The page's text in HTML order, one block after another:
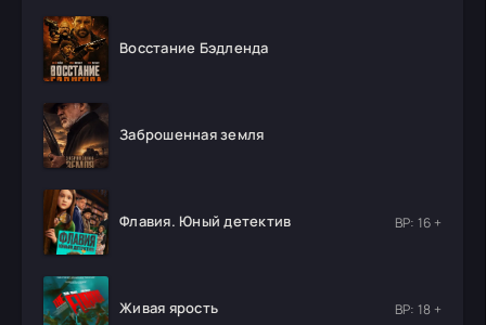
Восстание Бэдленда
Заброшенная земля
Флавия. Юный детектив ВР: 16 +
Живая ярость ВР: 18 +